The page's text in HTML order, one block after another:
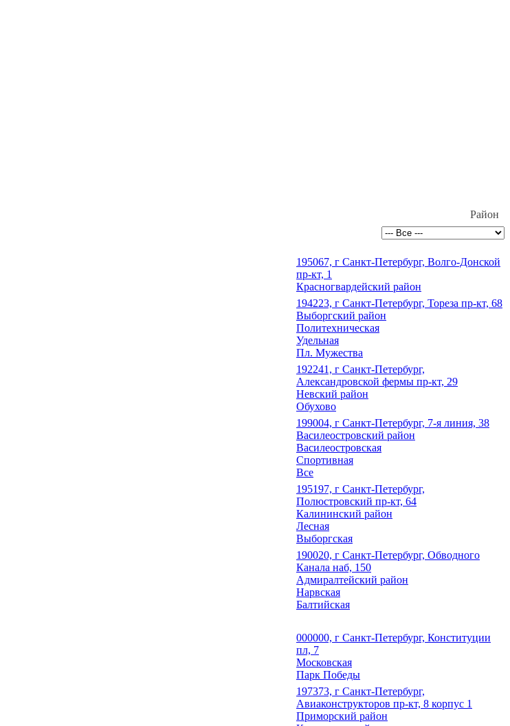
Район
195067, г Санкт-Петербург, Волго-Донской
пр-кт, 1
Красногвардейский район
194223, г Санкт-Петербург, Тореза пр-кт, 68
Выборгский район
Политехническая
Удельная
Пл. Мужества
192241, г Санкт-Петербург,
Александровской фермы пр-кт, 29
Невский район
Обухово
199004, г Санкт-Петербург, 7-я линия, 38
Василеостровский район
Василеостровская
Спортивная
Все
195197, г Санкт-Петербург,
Полюстровский пр-кт, 64
Калининский район
Лесная
Выборгская
190020, г Санкт-Петербург, Обводного
Канала наб, 150
Адмиралтейский район
Нарвская
Балтийская
000000, г Санкт-Петербург, Конституции
пл, 7
Московская
Парк Победы
197373, г Санкт-Петербург,
Авиаконструкторов пр-кт, 8 корпус 1
Приморский район